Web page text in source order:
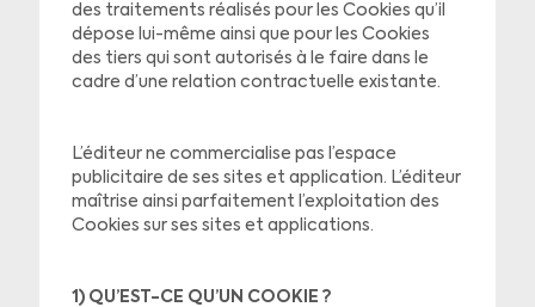
des traitements réalisés pour les Cookies qu’il
dépose lui-même ainsi que pour les Cookies
des tiers qui sont autorisés à le faire dans le
cadre d’une relation contractuelle existante.
L’éditeur ne commercialise pas l’espace
publicitaire de ses sites et application. L’éditeur
maîtrise ainsi parfaitement l’exploitation des
Cookies sur ses sites et applications.
1) QU’EST-CE QU’UN COOKIE ?